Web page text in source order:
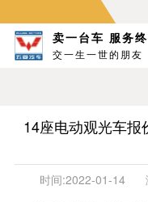
卖一台车 服务
交一生一世的朋友
14座电动观光车
时间:2022-01-14